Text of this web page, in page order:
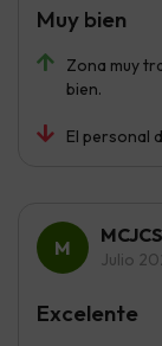
Zona muy
bien.
El personal
Muy bien
Julio
Excelente